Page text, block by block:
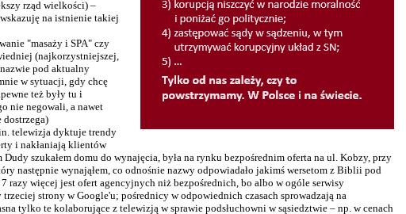
rząd wielkości) –
na istnienie takiej
"masaży i SPA" czy
(najkorzystniejszej,
pod aktualny
w sytuacji, gdy chcę
też były tu i
nie negowali, a nawet
dostrzega)
telewizja dyktuje trendy
i nakłaniają klientów
szukałem domu do wynajęcia, była na rynku bezpośrednim oferta na ul. Kobzy, przy
następnie wynająłem, co odnośnie nazwy odpowiadało jakimś wersetom z Biblii pod
więcej jest ofert agencyjnych niż bezpośrednich, bo albo w ogóle serwisy
strony w Google'u; pośrednicy w odpowiednich czasach sprowadzają na
tylko te kolaborujące z telewizją w sprawie podsłuchowni w sąsiedztwie – np. w cenach